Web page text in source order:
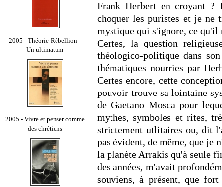
2005 - Théorie-Rébellion -
Un ultimatum
2005 - Vivre et penser comme
des chrétiens
Frank Herbert en croyant
choquer les puristes et je ne
mystique qui s'ignore, ce qu'il
Certes, la question
théologico-politique dans
thématiques nourries par
Certes encore, cette
pouvoir trouve sa lointaine
de Gaetano Mosca pour
mythes, symboles et rites,
strictement utlitaires ou, dit
pas évident, de même, que je
la planète Arrakis qu'à seule
des années, m'avait
souviens, à présent, que